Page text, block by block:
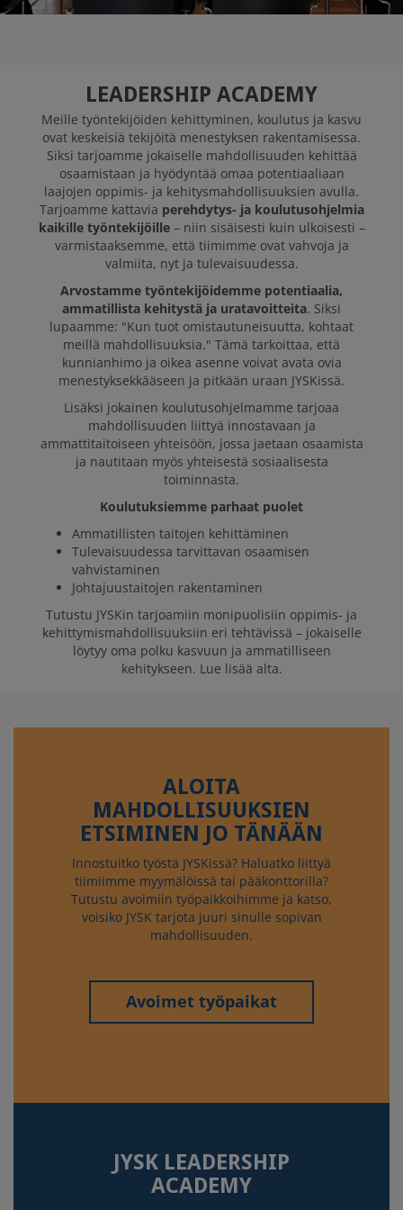
JYSK SUOMI ON
AVOIMET TYÖPAIKAT
LEADERSHIP ACADEMY
Meille työntekijöiden kehittyminen, koulutus ja kasvu
ovat keskeisiä tekijöitä menestyksen rakentamisessa.
Siksi tarjoamme jokaiselle mahdollisuuden kehittää
osaamistaan ja hyödyntää omaa potentiaaliaan
laajojen oppimis- ja kehitysmahdollisuuksien avulla.
Tarjoamme kattavia perehdytys- ja koulutusohjelmia
kaikille työntekijöille– niin sisäisesti kuin ulkoisesti –
varmistaaksemme, että tiimimme ovat vahvoja ja
valmiita, nyt ja tulevaisuudessa.
Arvostamme työntekijöidemme potentiaalia,
ammatillista kehitystä ja uratavoitteita. Siksi
lupaamme: "Kun tuot omistautuneisuutta, kohtaat
meillä mahdollisuuksia." Tämä tarkoittaa, että
kunnianhimo ja oikea asenne voivat avata ovia
menestyksekkääseen ja pitkään uraan JYSKissä.
Lisäksi jokainen koulutusohjelmamme tarjoaa
mahdollisuuden liittyä innostavaan ja
ammattitaitoiseen yhteisöön, jossa jaetaan osaamista
ja nautitaan myös yhteisestä sosiaalisesta
toiminnasta.
Koulutuksiemme parhaat puolet
Ammatillisten taitojen kehittäminen
Tulevaisuudessa tarvittavan osaamisen
vahvistaminen
Johtajuustaitojen rakentaminen
Tutustu JYSKin tarjoamiin monipuolisiin oppimis- ja
kehittymismahdollisuuksiin eri tehtävissä – jokaiselle
löytyy oma polku kasvuun ja ammatilliseen
kehitykseen. Lue lisää alta.
ALOITA
MAHDOLLISUUKSIEN
ETSIMINEN JO TÄNÄÄN
Innostuitko työstä JYSKissä? Haluatko liittyä
tiimiimme myymälöissä tai pääkonttorilla?
Tutustu avoimiin työpaikkoihimme ja katso,
voisiko JYSK tarjota juuri sinulle sopivan
mahdollisuuden.
Avoimet työpaikat
JYSK LEADERSHIP
ACADEMY